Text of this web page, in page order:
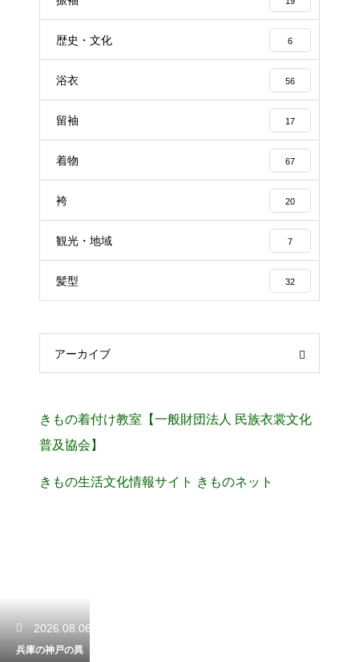
歴史・文化 6
浴衣 56
留袖 17
着物 67
袴 20
観光・地域 7
髪型 32
アーカイブ
きもの着付け教室【一般財団法人 民族衣裳文化
普及協会】
きもの生活文化情報サイト きものネット
2026.08.06
兵庫の神戸の異